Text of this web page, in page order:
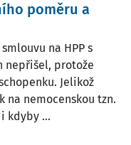
poměru a
na HPP s
nepřišel, protože
Jelikož
na nemocenskou tzn.
kdyby ...